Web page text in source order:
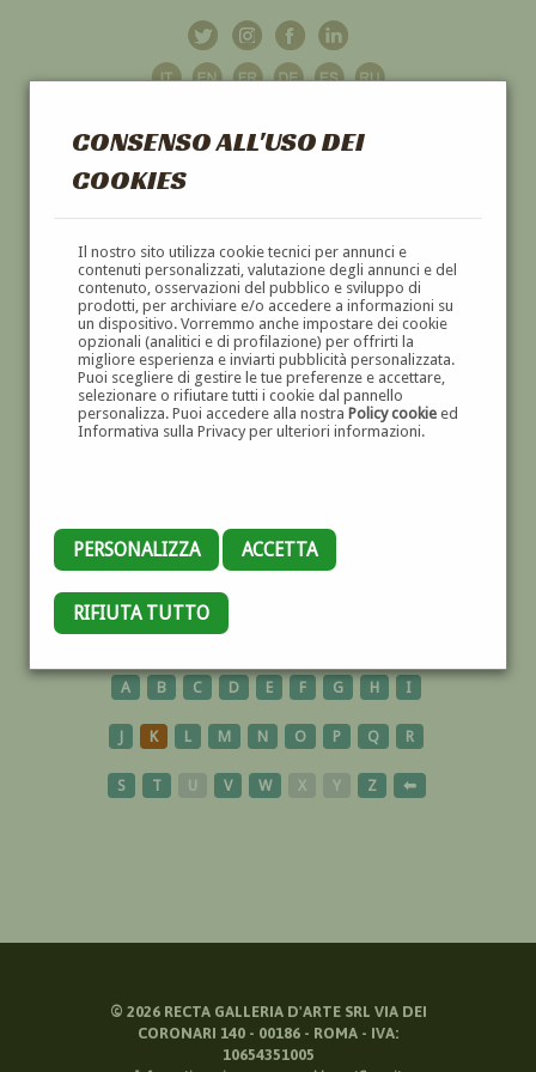
CONSENSO ALL'USO DEI
COOKIES
Il nostro sito utilizza cookie tecnici per annunci e
contenuti personalizzati, valutazione degli annunci e del
contenuto, osservazioni del pubblico e sviluppo di
prodotti, per archiviare e/o accedere a informazioni su
un dispositivo. Vorremmo anche impostare dei cookie
opzionali (analitici e di profilazione) per offrirti la
migliore esperienza e inviarti pubblicità personalizzata.
Puoi scegliere di gestire le tue preferenze e accettare,
selezionare o rifiutare tutti i cookie dal pannello
personalizza. Puoi accedere alla nostra Policy cookieed
Informativa sulla Privacy per ulteriori informazioni.
PERSONALIZZA ACCETTA
RIFIUTA TUTTO
GALLERIAD'ARTE
DIPINTI E SCULTURE '800 E '900
PUGLIA
A B C D E F G H I
J K L M N O P Q R
S T U V W X Y Z ⬅
© 2026RECTA GALLERIA D'ARTE SRL VIA DEI
CORONARI 140 - 00186 - ROMA - IVA:
10654351005